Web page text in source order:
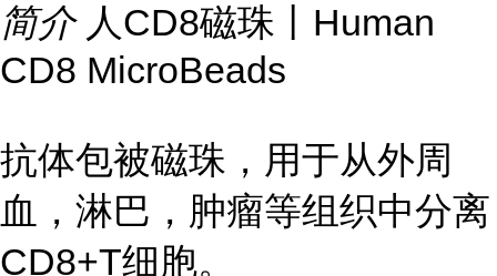
简介 人CD8磁珠丨Human
CD8 MicroBeads
抗体包被磁珠，用于从外周
血，淋巴，肿瘤等组织中分离
CD8+T细胞。